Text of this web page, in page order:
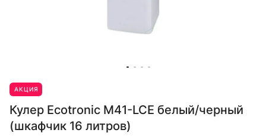
АКЦИЯ
Кулер Ecotronic M41-LCE белый/черный
(шкафчик 16 литров)